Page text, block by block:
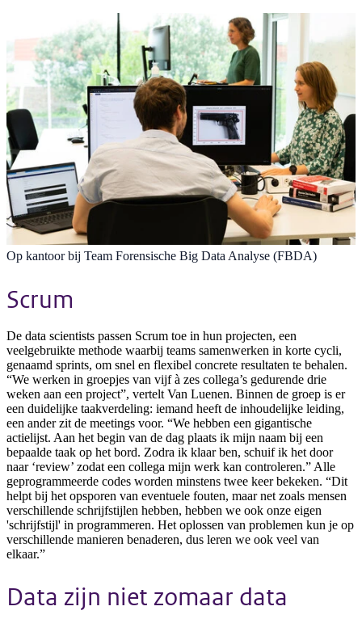
Op kantoor bij Team Forensische Big Data Analyse (FBDA)
Scrum
De data scientists passen Scrum toe in hun projecten, een
veelgebruikte methode waarbij teams samenwerken in korte cycli,
genaamd sprints, om snel en flexibel concrete resultaten te behalen.
“We werken in groepjes van vijf à zes collega’s gedurende drie
weken aan een project”, vertelt Van Luenen. Binnen de groep is er
een duidelijke taakverdeling: iemand heeft de inhoudelijke leiding,
een ander zit de meetings voor. “We hebben een gigantische
actielijst. Aan het begin van de dag plaats ik mijn naam bij een
bepaalde taak op het bord. Zodra ik klaar ben, schuif ik het door
naar ‘review’ zodat een collega mijn werk kan controleren.” Alle
geprogrammeerde codes worden minstens twee keer bekeken. “Dit
helpt bij het opsporen van eventuele fouten, maar net zoals mensen
verschillende schrijfstijlen hebben, hebben we ook onze eigen
'schrijfstijl' in programmeren. Het oplossen van problemen kun je op
verschillende manieren benaderen, dus leren we ook veel van
elkaar.”
Data zijn niet zomaar data